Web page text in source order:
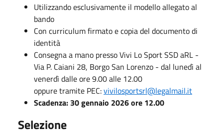
Utilizzando esclusivamente il modello allegato al
bando
Con curriculum firmato e copia del documento di
identità
Consegna a mano presso Vivi Lo Sport SSD aRL -
Via P. Caiani 28, Borgo San Lorenzo - dal lunedì al
venerdì dalle ore 9.00 alle 12.00
oppure tramite PEC:vivilosportsrl@legalmail.it
Scadenza: 30 gennaio 2026 ore 12.00
Selezione